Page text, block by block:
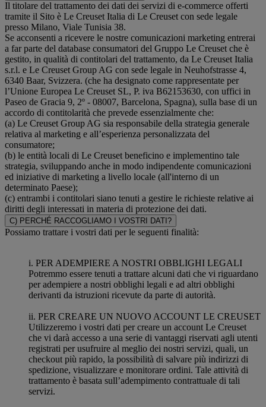
Il titolare del trattamento dei dati dei servizi di e-commerce offerti
tramite il Sito è Le Creuset Italia di Le Creuset con sede legale
presso Milano, Viale Tunisia 38.
Se acconsenti a ricevere le nostre comunicazioni marketing entrerai
a far parte del database consumatori del Gruppo Le Creuset che è
gestito, in qualità di contitolari del trattamento, da Le Creuset Italia
s.r.l. e Le Creuset Group AG con sede legale in Neuhofstrasse 4,
6340 Baar, Svizzera. (che ha designato come rappresentate per
l’Unione Europea Le Creuset SL, P. iva B62153630, con uffici in
Paseo de Gracia 9, 2º - 08007, Barcelona, Spagna), sulla base di un
accordo di contitolarità che prevede essenzialmente che:
(a) Le Creuset Group AG sia responsabile della strategia generale
relativa al marketing e all’esperienza personalizzata del
consumatore;
(b) le entità locali di Le Creuset beneficino e implementino tale
strategia, sviluppando anche in modo indipendente comunicazioni
ed iniziative di marketing a livello locale (all'interno di un
determinato Paese);
(c) entrambi i contitolari siano tenuti a gestire le richieste relative ai
diritti degli interessati in materia di protezione dei dati.
C) PERCHÉ RACCOGLIAMO I VOSTRI DATI?
Possiamo trattare i vostri dati per le seguenti finalità:
i. PER ADEMPIERE A NOSTRI OBBLIGHI LEGALI
Potremmo essere tenuti a trattare alcuni dati che vi riguardano
per adempiere a nostri obblighi legali e ad altri obblighi
derivanti da istruzioni ricevute da parte di autorità.
ii. PER CREARE UN NUOVO ACCOUNT LE CREUSET
Utilizzeremo i vostri dati per creare un account Le Creuset
che vi darà accesso a una serie di vantaggi riservati agli utenti
registrati per usufruire al meglio dei nostri servizi, quali, un
checkout più rapido, la possibilità di salvare più indirizzi di
spedizione, visualizzare e monitorare ordini. Tale attività di
trattamento è basata sull’adempimento contrattuale di tali
servizi.